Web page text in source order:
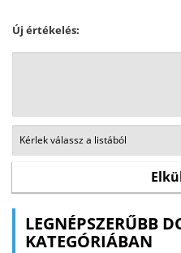
Új értékelés:
LEGNÉPSZERŰBB
KATEGÓRIÁBAN